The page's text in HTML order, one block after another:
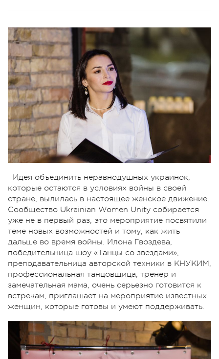
Идея объединить неравнодушных украинок,
которые остаются в условиях войны в своей
стране, вылилась в настоящее женское движение.
Сообщество Ukrainian Women Unity собирается
уже не в первый раз, это мероприятие посвятили
теме новых возможностей и тому, как жить
дальше во время войны. Илона Гвоздева,
победительница шоу «Танцы со звездами»,
преподавательница авторской техники в КНУКИМ,
профессиональная танцовщица, тренер и
замечательная мама, очень серьезно готовится к
встречам, приглашает на мероприятие известных
женщин, которые готовы и умеют поддерживать.